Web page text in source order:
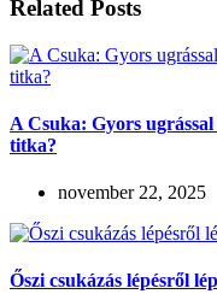
Related Posts
A Csuka: Gyors
titka?
november 22, 2025
Őszi csukázás lépésről